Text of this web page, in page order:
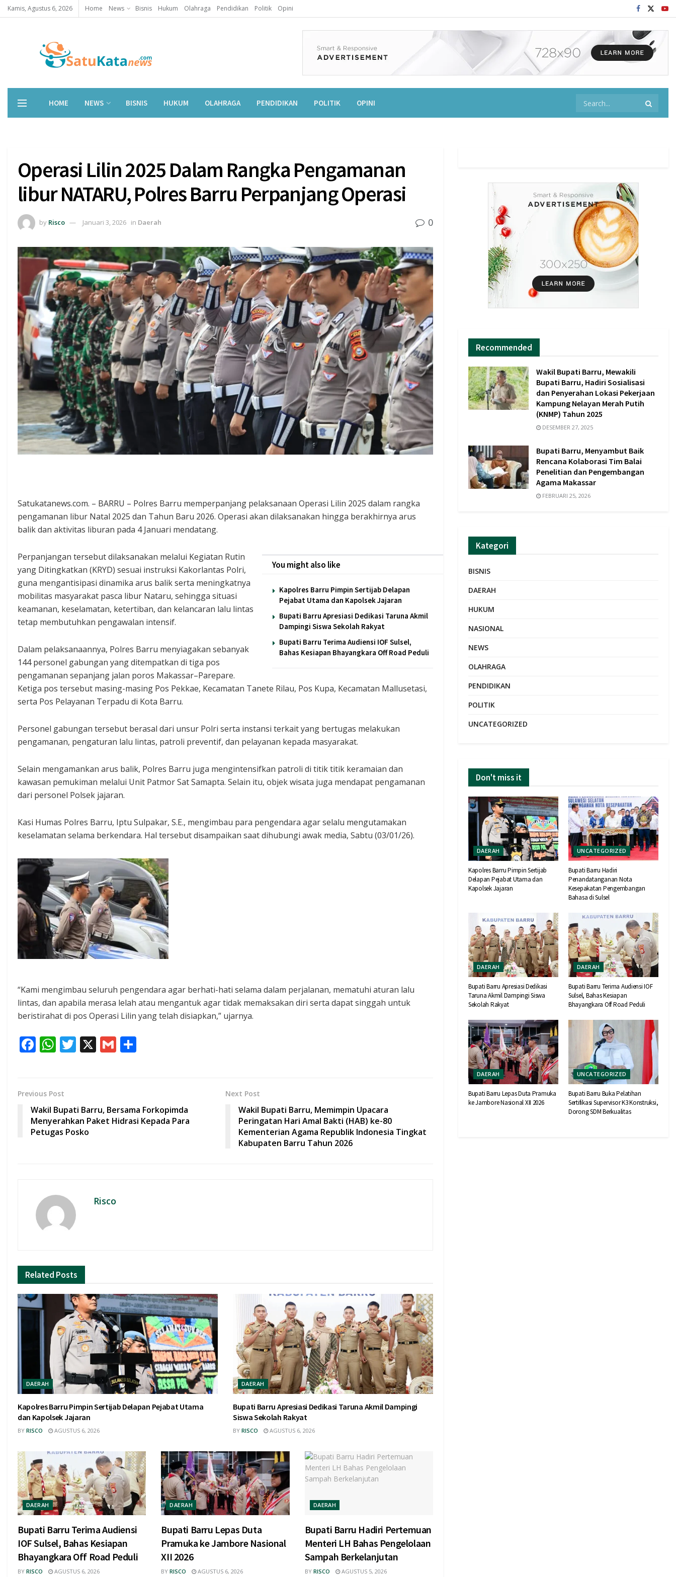
Kamis, Agustus 6, 2026 Home News Bisnis Hukum Olahraga Pendidikan Politik Opini
HOME NEWS BISNIS HUKUM OLAHRAGA PENDIDIKAN POLITIK OPINI
Operasi Lilin 2025 Dalam Rangka Pengamanan
libur NATARU, Polres Barru Perpanjang Operasi
by Risco Januari 3, 2026 in Daerah 0
Satukatanews.com. – BARRU – Polres Barru memperpanjang pelaksanaan Operasi Lilin 2025 dalam rangka
pengamanan libur Natal 2025 dan Tahun Baru 2026. Operasi akan dilaksanakan hingga berakhirnya arus
balik dan aktivitas liburan pada 4 Januari mendatang.
You might also like
Kapolres Barru Pimpin Sertijab Delapan
Pejabat Utama dan Kapolsek Jajaran
Bupati Barru Apresiasi Dedikasi Taruna Akmil
Dampingi Siswa Sekolah Rakyat
Bupati Barru Terima Audiensi IOF Sulsel,
Bahas Kesiapan Bhayangkara Off Road Peduli
Perpanjangan tersebut dilaksanakan melalui Kegiatan Rutin
yang Ditingkatkan (KRYD) sesuai instruksi Kakorlantas Polri,
guna mengantisipasi dinamika arus balik serta meningkatnya
mobilitas masyarakat pasca libur Nataru, sehingga situasi
keamanan, keselamatan, ketertiban, dan kelancaran lalu lintas
tetap membutuhkan pengawalan intensif.
Dalam pelaksanaannya, Polres Barru menyiagakan sebanyak
144 personel gabungan yang ditempatkan di tiga pos
pengamanan sepanjang jalan poros Makassar–Parepare.
Ketiga pos tersebut masing-masing Pos Pekkae, Kecamatan Tanete Rilau, Pos Kupa, Kecamatan Mallusetasi,
serta Pos Pelayanan Terpadu di Kota Barru.
Personel gabungan tersebut berasal dari unsur Polri serta instansi terkait yang bertugas melakukan
pengamanan, pengaturan lalu lintas, patroli preventif, dan pelayanan kepada masyarakat.
Selain mengamankan arus balik, Polres Barru juga mengintensifkan patroli di titik titik keramaian dan
kawasan pemukiman melalui Unit Patmor Sat Samapta. Selain itu, objek wisata juga mendapat pengamanan
dari personel Polsek jajaran.
Kasi Humas Polres Barru, Iptu Sulpakar, S.E., mengimbau para pengendara agar selalu mengutamakan
keselamatan selama berkendara. Hal tersebut disampaikan saat dihubungi awak media, Sabtu (03/01/26).
“Kami mengimbau seluruh pengendara agar berhati-hati selama dalam perjalanan, mematuhi aturan lalu
lintas, dan apabila merasa lelah atau mengantuk agar tidak memaksakan diri serta dapat singgah untuk
beristirahat di pos Operasi Lilin yang telah disiapkan,” ujarnya.
F
b
o
o
k
W
s
A
p
p
T X G
Previous Post
Wakil Bupati Barru, Bersama Forkopimda
Menyerahkan Paket Hidrasi Kepada Para
Petugas Posko
Next Post
Wakil Bupati Barru, Memimpin Upacara
Peringatan Hari Amal Bakti (HAB) ke-80
Kementerian Agama Republik Indonesia Tingkat
Kabupaten Barru Tahun 2026
Risco
Related Posts
DAERAH
Kapolres Barru Pimpin Sertijab Delapan Pejabat Utama
dan Kapolsek Jajaran
BY RISCO AGUSTUS 6, 2026
DAERAH
Bupati Barru Apresiasi Dedikasi Taruna Akmil Dampingi
Siswa Sekolah Rakyat
BY RISCO AGUSTUS 6, 2026
DAERAH
Bupati Barru Terima Audiensi
IOF Sulsel, Bahas Kesiapan
Bhayangkara Off Road Peduli
BY RISCO AGUSTUS 6, 2026
DAERAH
Bupati Barru Lepas Duta
Pramuka ke Jambore Nasional
XII 2026
BY RISCO AGUSTUS 6, 2026
DAERAH
Bupati Barru Hadiri Pertemuan
Menteri LH Bahas Pengelolaan
Sampah Berkelanjutan
BY RISCO AGUSTUS 5, 2026
Recommended
Wakil Bupati Barru, Mewakili
Bupati Barru, Hadiri Sosialisasi
dan Penyerahan Lokasi Pekerjaan
Kampung Nelayan Merah Putih
(KNMP) Tahun 2025
DESEMBER 27, 2025
Bupati Barru, Menyambut Baik
Rencana Kolaborasi Tim Balai
Penelitian dan Pengembangan
Agama Makassar
FEBRUARI 25, 2026
Kategori
BISNIS
DAERAH
HUKUM
NASIONAL
NEWS
OLAHRAGA
PENDIDIKAN
POLITIK
UNCATEGORIZED
Don't miss it
DAERAH
Kapolres Barru Pimpin Sertijab
Delapan Pejabat Utama dan
Kapolsek Jajaran
UNCATEGORIZED
Bupati Barru Hadiri
Penandatanganan Nota
Kesepakatan Pengembangan
Bahasa di Sulsel
DAERAH
Bupati Barru Apresiasi Dedikasi
Taruna Akmil Dampingi Siswa
Sekolah Rakyat
DAERAH
Bupati Barru Terima Audiensi IOF
Sulsel, Bahas Kesiapan
Bhayangkara Off Road Peduli
DAERAH
Bupati Barru Lepas Duta Pramuka
ke Jambore Nasional XII 2026
UNCATEGORIZED
Bupati Barru Buka Pelatihan
Sertifikasi Supervisor K3 Konstruksi,
Dorong SDM Berkualitas